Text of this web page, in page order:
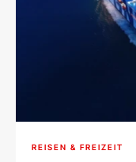
REISEN & FREIZEIT